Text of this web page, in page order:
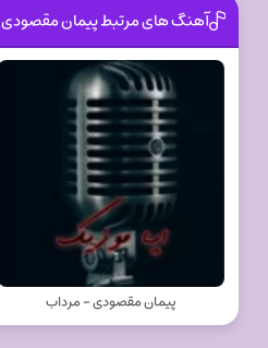
آهنگ های مرتبط پیمان مقصودی
پیمان مقصودی - مرداب